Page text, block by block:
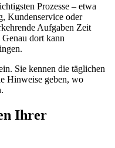
Prozesse – etwa
Kundenservice oder
Aufgaben Zeit
dort kann
Sie kennen die täglichen
Hinweise geben, wo
Ihrer